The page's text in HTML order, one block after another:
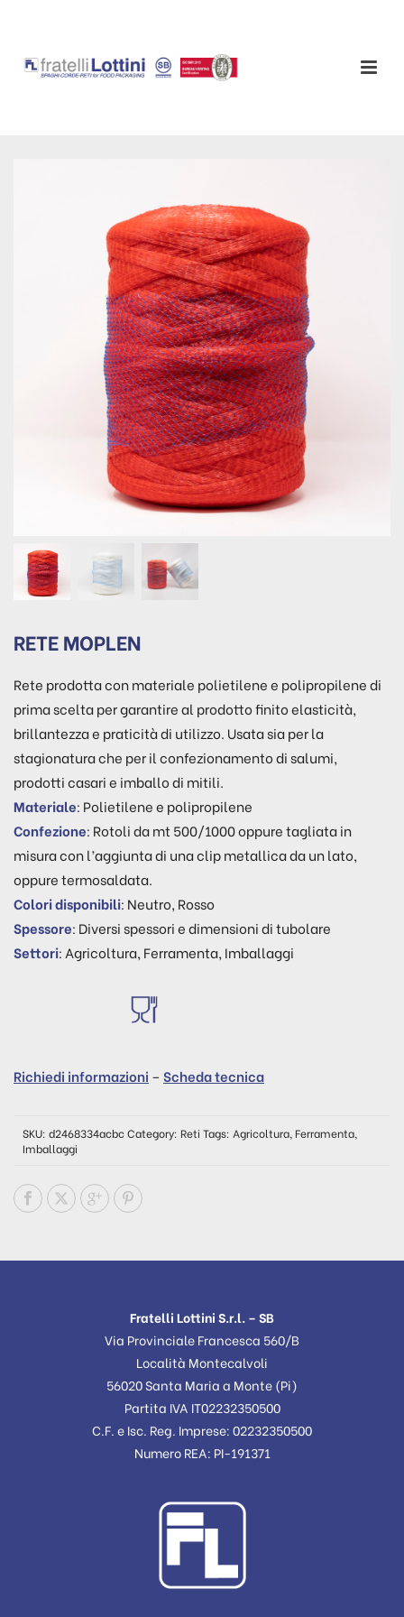
RETE MOPLEN
Rete prodotta con materiale polietilene e polipropilene di
prima scelta per garantire al prodotto finito elasticità,
brillantezza e praticità di utilizzo. Usata sia per la
stagionatura che per il confezionamento di salumi,
prodotti casari e imballo di mitili.
Materiale: Polietilene e polipropilene
Confezione: Rotoli da mt 500/1000 oppure tagliata in
misura con l’aggiunta di una clip metallica da un lato,
oppure termosaldata.
Colori disponibili: Neutro, Rosso
Spessore: Diversi spessori e dimensioni di tubolare
Settori: Agricoltura, Ferramenta, Imballaggi
Richiedi informazioni – Scheda tecnica
SKU: d2468334acbcCategory: Reti Tags: Agricoltura, Ferramenta,
Imballaggi
Fratelli Lottini S.r.l. – SB
Via Provinciale Francesca 560/B
Località Montecalvoli
56020 Santa Maria a Monte (Pi)
Partita IVA IT02232350500
C.F. e Isc. Reg. Imprese: 02232350500
Numero REA: PI-191371